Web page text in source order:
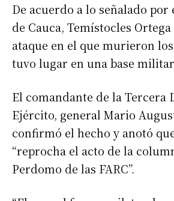
De acuerdo a lo señalado
de Cauca, Temístocles Ortega
ataque en el que murieron
tuvo lugar en una base
El comandante de la Tercera
Ejército, general Mario
confirmó el hecho y anotó
“reprocha el acto de la
Perdomo de las FARC”.